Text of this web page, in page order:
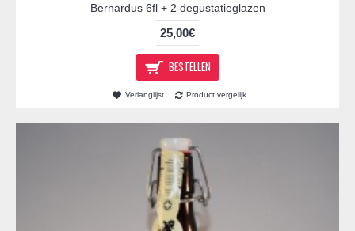
Bernardus 6fl + 2 degustatieglazen
25,00€
BESTELLEN
Verlanglijst Product vergelijk